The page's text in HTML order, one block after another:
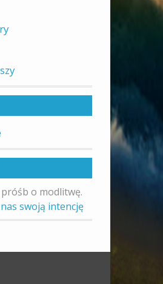
próśb o modlitwę.
swoją intencję